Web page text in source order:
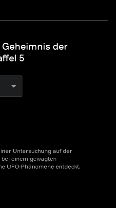
der
5
Untersuchung auf der
einem gewagten
UFO-Phänomene entdeckt.